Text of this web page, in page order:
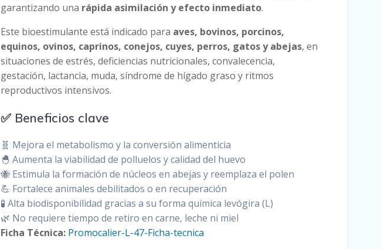
garantizando una rápida asimilación y efecto inmediato.
Este bioestimulante está indicado para aves, bovinos, porcinos,
equinos, ovinos, caprinos, conejos, cuyes, perros, gatos y abejas, en
situaciones de estrés, deficiencias nutricionales, convalecencia,
gestación, lactancia, muda, síndrome de hígado graso y ritmos
reproductivos intensivos.
✅ Beneficios clave
🧬 Mejora el metabolismo y la conversión alimenticia
🐣 Aumenta la viabilidad de polluelos y calidad del huevo
🐝 Estimula la formación de núcleos en abejas y reemplaza el polen
💪 Fortalece animales debilitados o en recuperación
🧪 Alta biodisponibilidad gracias a su forma química levógira (L)
🌿 No requiere tiempo de retiro en carne, leche ni miel
Ficha Técnica: Promocalier-L-47-Ficha-tecnica